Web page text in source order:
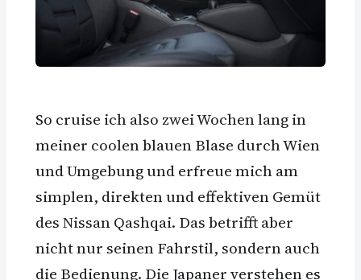
So cruise ich also zwei Wochen lang in
meiner coolen blauen Blase durch Wien
und Umgebung und erfreue mich am
simplen, direkten und effektiven Gemüt
des Nissan Qashqai. Das betrifft aber
nicht nur seinen Fahrstil, sondern auch
die Bedienung. Die Japaner verstehen es